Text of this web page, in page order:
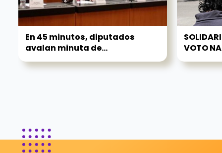
En 45 minutos, diputados
avalan minuta de...
VOTO